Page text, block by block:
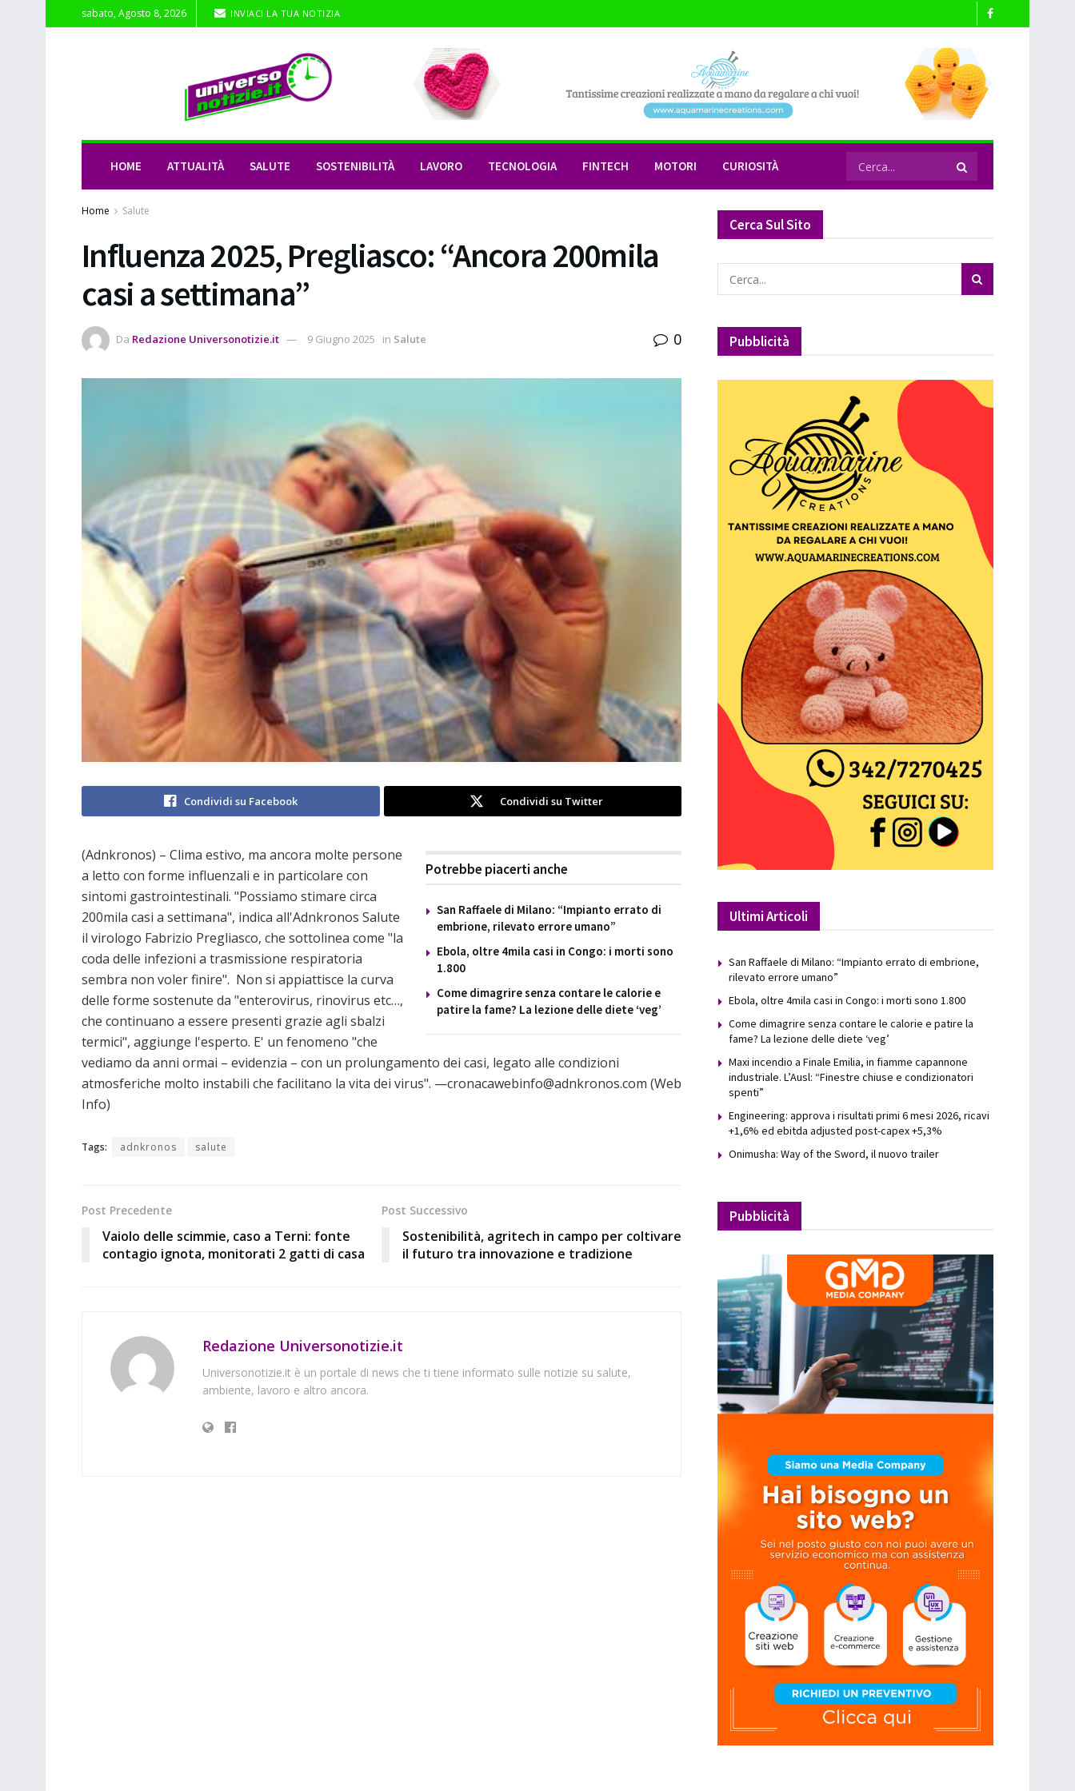
sabato, Agosto 8, 2026 INVIACI LA TUA NOTIZIA
HOME ATTUALITÀ SALUTE SOSTENIBILITÀ LAVORO TECNOLOGIA FINTECH MOTORI CURIOSITÀ
Home Salute
Influenza 2025, Pregliasco: “Ancora 200mila
casi a settimana”
Da Redazione Universonotizie.it 9 Giugno 2025 in Salute 0
Condividi su Facebook Condividi su Twitter
Potrebbe piacerti anche
San Raffaele di Milano: “Impianto errato di
embrione, rilevato errore umano”
Ebola, oltre 4mila casi in Congo: i morti sono
1.800
Come dimagrire senza contare le calorie e
patire la fame? La lezione delle diete ‘veg’
(Adnkronos) – Clima estivo, ma ancora molte persone
a letto con forme influenzali e in particolare con
sintomi gastrointestinali. "Possiamo stimare circa
200mila casi a settimana", indica all'Adnkronos Salute
il virologo Fabrizio Pregliasco, che sottolinea come "la
coda delle infezioni a trasmissione respiratoria
sembra non voler finire". Non si appiattisce la curva
delle forme sostenute da "enterovirus, rinovirus etc…,
che continuano a essere presenti grazie agli sbalzi
termici", aggiunge l'esperto. E' un fenomeno "che
vediamo da anni ormai – evidenzia – con un prolungamento dei casi, legato alle condizioni
atmosferiche molto instabili che facilitano la vita dei virus". —cronacawebinfo@adnkronos.com (Web
Info)
Tags: adnkronos salute
Post Precedente
Vaiolo delle scimmie, caso a Terni: fonte
contagio ignota, monitorati 2 gatti di casa
Post Successivo
Sostenibilità, agritech in campo per coltivare
il futuro tra innovazione e tradizione
Redazione Universonotizie.it
Universonotizie.it è un portale di news che ti tiene informato sulle notizie su salute,
ambiente, lavoro e altro ancora.
Cerca Sul Sito
Pubblicità
Ultimi Articoli
San Raffaele di Milano: “Impianto errato di embrione,
rilevato errore umano”
Ebola, oltre 4mila casi in Congo: i morti sono 1.800
Come dimagrire senza contare le calorie e patire la
fame? La lezione delle diete ‘veg’
Maxi incendio a Finale Emilia, in fiamme capannone
industriale. L’Ausl: “Finestre chiuse e condizionatori
spenti”
Engineering: approva i risultati primi 6 mesi 2026, ricavi
+1,6% ed ebitda adjusted post-capex +5,3%
Onimusha: Way of the Sword, il nuovo trailer
Pubblicità